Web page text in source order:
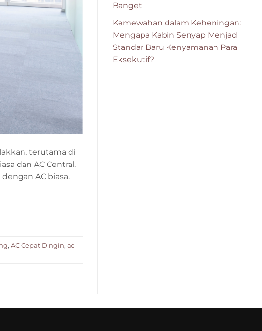
terutama di
dan AC Central.
AC biasa.
, AC Cepat Dingin, ac
Banget
Kemewahan dalam Keheningan:
Mengapa Kabin Senyap Menjadi
Standar Baru Kenyamanan Para
Eksekutif?